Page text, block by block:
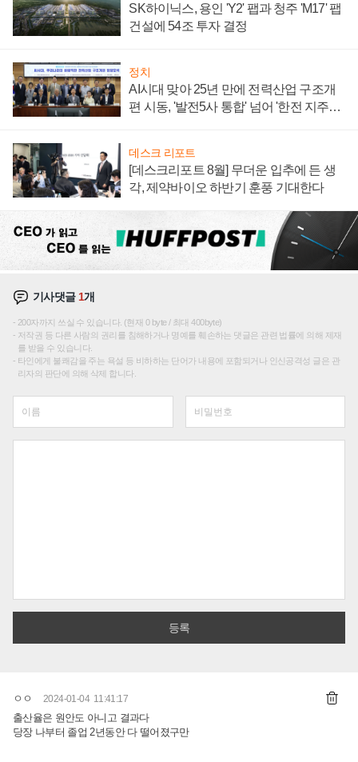
SK하이닉스, 용인 'Y2' 팹과 청주 'M17' 팹
건설에 54조 투자 결정
정치
AI시대 맞아 25년 만에 전력산업 구조개
편 시동, '발전5사 통합' 넘어 '한전 지주사'
데스크 리포트
[데스크리포트 8월] 무더운 입추에 든 생
각, 제약바이오 하반기 훈풍 기대한다
기사댓글1개
200자까지 쓰실 수 있습니다. (현재 0 byte / 최대 400byte)
저작권 등 다른 사람의 권리를 침해하거나 명예를 훼손하는 댓글은 관련 법률에 의해 제재
를 받을 수 있습니다.
타인에게 불쾌감을 주는 욕설 등 비하하는 단어가 내용에 포함되거나 인신공격성 글은 관
리자의 판단에 의해 삭제 합니다.
ㅇㅇ 2024-01-04 11:41:17
출산율은 원안도 아니고 결과다
당장 나부터 졸업 2년동안 다 떨어졌구만